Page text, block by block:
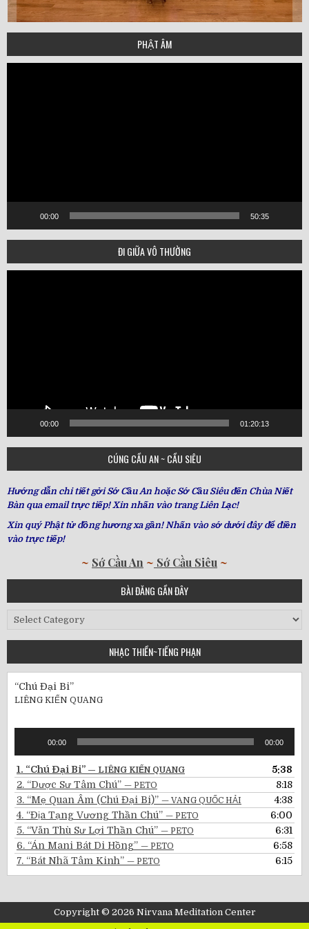
PHẬT ÂM
00:00 50:35
ĐI GIỮA VÔ THƯỜNG
00:00 01:20:13
CÚNG CẦU AN ~ CẦU SIÊU
Hướng dẫn chi tiết gởi Sớ Cầu An hoặc Sớ Cầu Siêu đến Chùa Niết
Bàn qua email trực tiếp! Xin nhấn vào trang Liên Lạc!
Xin quý Phật tử đồng hương xa gần! Nhấn vào sớ dưới đây để điền
vào trực tiếp!
~ Sớ Cầu An ~ Sớ Cầu Siêu ~
BÀI ĐĂNG GẦN ĐÂY
Bài
Gần
NHẠC THIỀN~TIẾNG PHẠN
“Chú Đại Bi”
LIÊNG KIẾN QUANG
00:00 00:00
1. “Chú Đại Bi” — LIÊNG KIẾN QUANG
5:38
2. “Dược Sư Tâm Chú” — PETO
8:18
3. “Mẹ Quan Âm (Chú Đại Bi)” — VANG QUỐC HẢI
4:38
4. “Địa Tạng Vương Thần Chú” — PETO
6:00
5. “Văn Thù Sư Lợi Thần Chú” — PETO
6:31
6. “Án Mani Bát Di Hồng” — PETO
6:58
7. “Bát Nhã Tâm Kinh” — PETO 6:15
Copyright © 2026 Nirvana Meditation Center